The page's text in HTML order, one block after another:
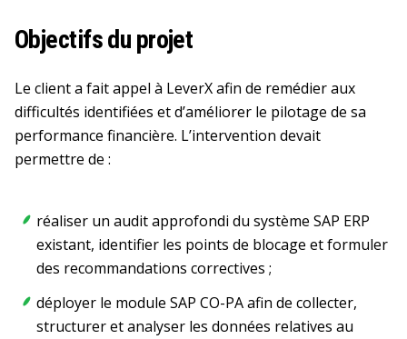
Objectifs du projet
Le client a fait appel à LeverX afin de remédier aux
difficultés identifiées et d’améliorer le pilotage de sa
performance financière. L’intervention devait
permettre de :
réaliser un audit approfondi du système SAP ERP
existant, identifier les points de blocage et formuler
des recommandations correctives ;
déployer le module SAP CO-PA afin de collecter,
structurer et analyser les données relatives au